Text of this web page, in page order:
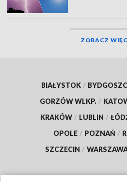
ZOBACZ
BIAŁYSTOK /
GORZÓW WLKP. /
KRAKÓW / LUBLIN /
OPOLE / POZNAŃ /
SZCZECIN /